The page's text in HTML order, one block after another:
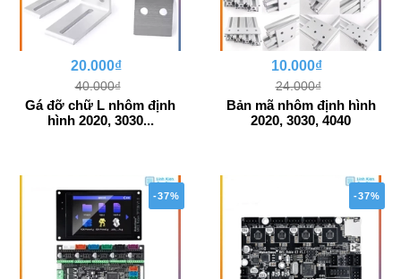
20.000₫
40.000₫
Gá đỡ chữ L nhôm định
hình 2020, 3030...
10.000₫
24.000₫
Bản mã nhôm định hình
2020, 3030, 4040
-37% -37%